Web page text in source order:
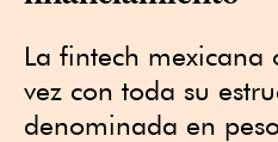
La fintech
vez con toda su
denominada en